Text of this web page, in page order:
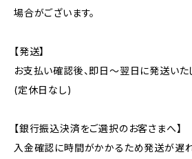
場合がございます。
【発送】
お支払い確認後、即日〜翌日に発送いた
(定休日なし)
【銀行振込決済をご選択のお客さまへ】
入金確認に時間がかかるため発送が遅